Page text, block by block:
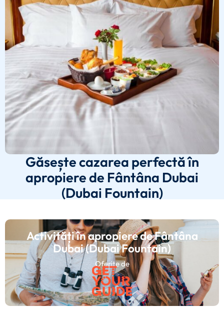
Găsește cazarea perfectă în
apropiere de Fântâna Dubai
(Dubai Fountain)
Activități în apropiere de Fântâna
Dubai (Dubai Fountain)
Oferite de